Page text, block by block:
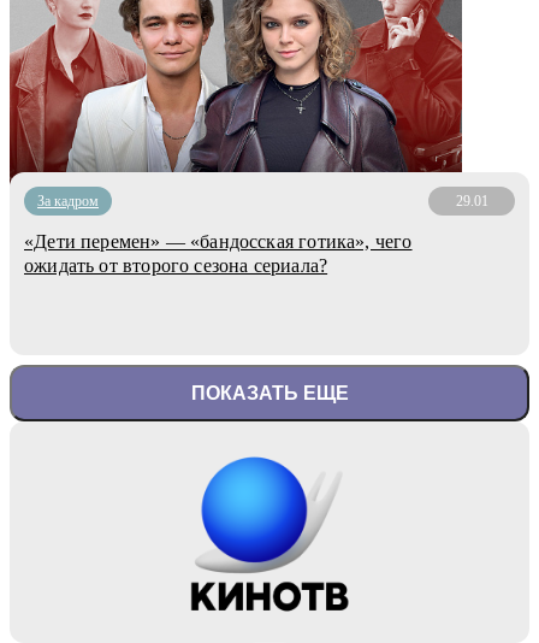
За кадром 29.01
«Дети перемен» — «бандосская готика», чего
ожидать от второго сезона сериала?
ПОКАЗАТЬ ЕЩЕ